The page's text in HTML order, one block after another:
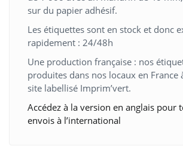
sur du papier adhésif.
Les étiquettes sont en stock et donc
rapidement : 24/48h
Une production française : nos
produites dans nos locaux en France
site labellisé Imprim’vert.
Accédez à la version en anglais pour
envois à l’international